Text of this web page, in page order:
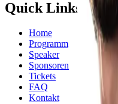
Quick Links
Home
Programm
Speaker
Sponsoren
Tickets
FAQ
Kontakt